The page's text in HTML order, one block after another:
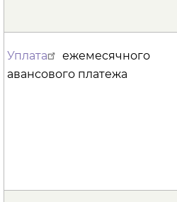
Уплата
ежемесячного
авансового платежа